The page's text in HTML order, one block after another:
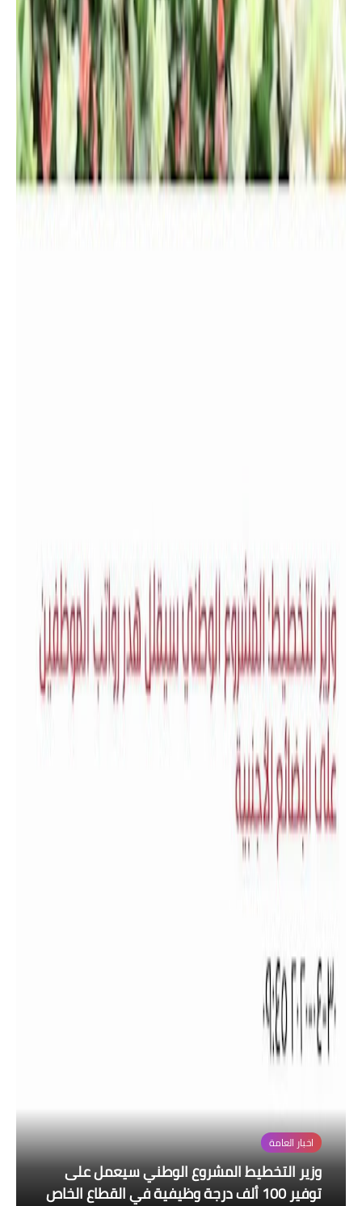
اخبار وقرارت التربية
التربية النيابية: الأسبوع المقبل حل نهائي بشأن
العام الدراسي الحالي
اسماء االرعاية الاجتماعية
صرف مبلغ المنحة الطارئة
اخبار العامة
وزير التخطيط المشروع الوطني سيعمل على
توفير 100 ألف درجة وظيفية في القطاع الخاص
هيئة التقاعد الوطنية
العمل تطلق استمارة إلكترونية لتلقي طلبات
صرف مكافأة نهاية الخدمة للعمال المضمونين
وزارة الصحة
خبر هام من وزارة الصحة